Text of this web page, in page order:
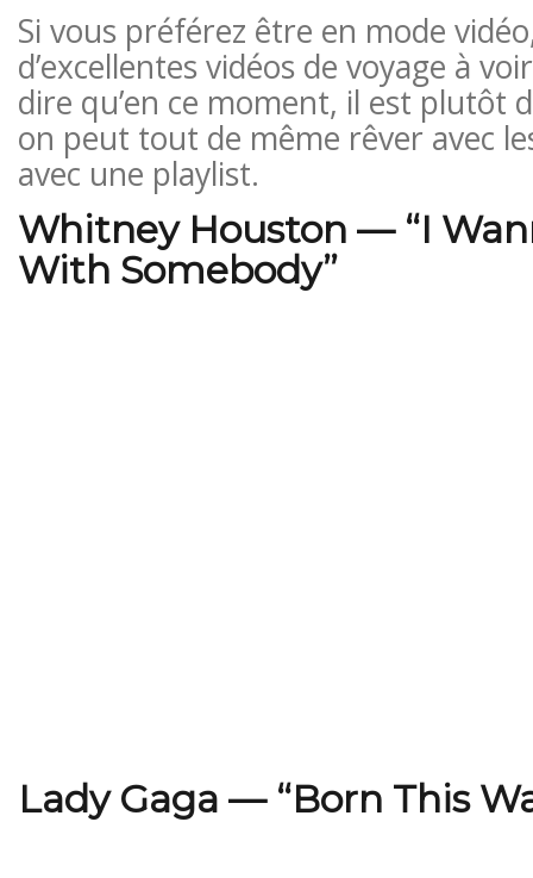
Si vous préférez être en mode
d’excellentes vidéos de voyage à
dire qu’en ce moment, il est plutôt
on peut tout de même rêver avec
avec une playlist.
Whitney Houston — “I
With Somebody”
Lady Gaga — “Born This